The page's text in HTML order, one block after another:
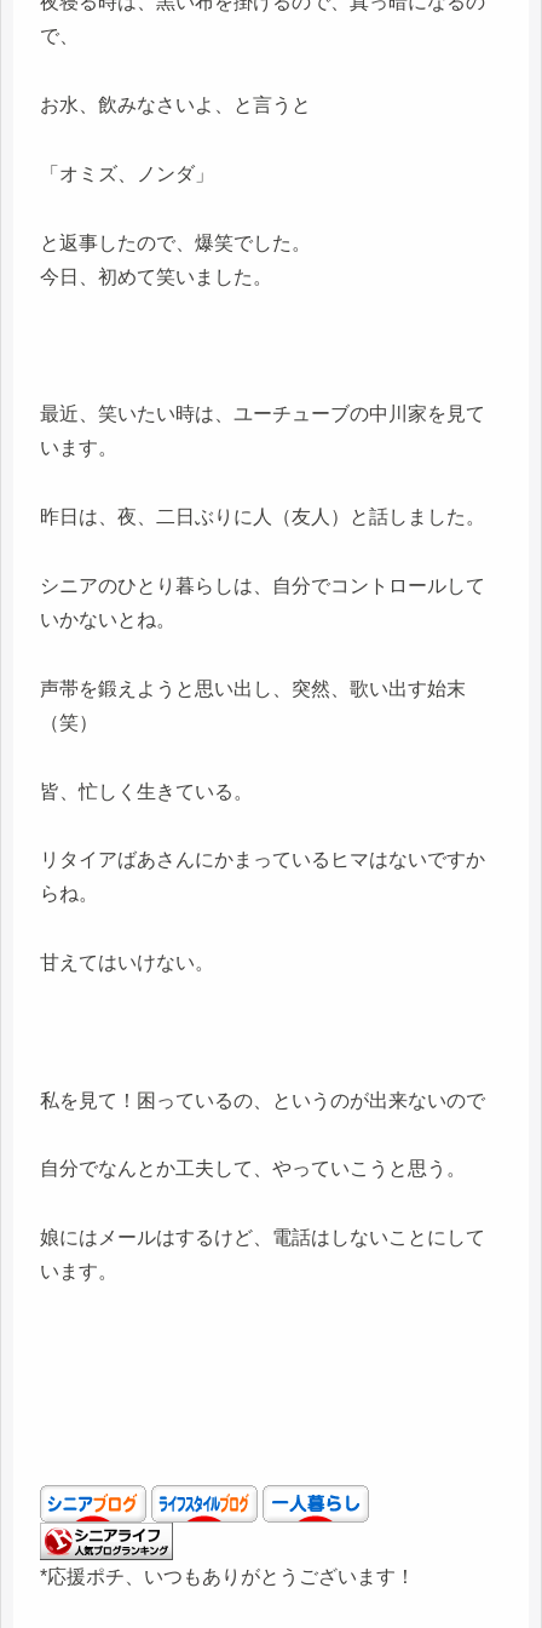
で、
お水、飲みなさいよ、と言うと
「オミズ、ノンダ」
と返事したので、爆笑でした。
今日、初めて笑いました。
最近、笑いたい時は、ユーチューブの中川家を見て
います。
昨日は、夜、二日ぶりに人（友人）と話しました。
シニアのひとり暮らしは、自分でコントロールして
いかないとね。
声帯を鍛えようと思い出し、突然、歌い出す始末
（笑）
皆、忙しく生きている。
リタイアばあさんにかまっているヒマはないですか
らね。
甘えてはいけない。
私を見て！困っているの、というのが出来ないので
自分でなんとか工夫して、やっていこうと思う。
娘にはメールはするけど、電話はしないことにして
います。
*応援ポチ、いつもありがとうございます！